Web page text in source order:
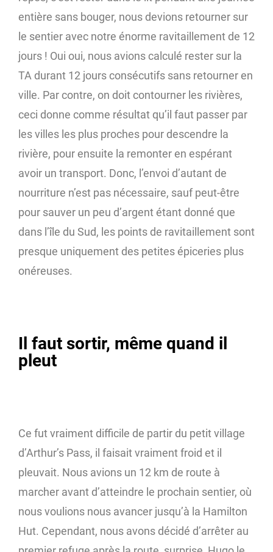
entière sans bouger, nous devions retourner sur
le sentier avec notre énorme ravitaillement de 12
jours ! Oui oui, nous avions calculé rester sur la
TA durant 12 jours consécutifs sans retourner en
ville. Par contre, on doit contourner les rivières,
ceci donne comme résultat qu’il faut passer par
les villes les plus proches pour descendre la
rivière, pour ensuite la remonter en espérant
avoir un transport. Donc, l’envoi d’autant de
nourriture n’est pas nécessaire, sauf peut-être
pour sauver un peu d’argent étant donné que
dans l’île du Sud, les points de ravitaillement sont
presque uniquement des petites épiceries plus
onéreuses.
Il faut sortir, même quand il
pleut
Ce fut vraiment difficile de partir du petit village
d’Arthur’s Pass, il faisait vraiment froid et il
pleuvait. Nous avions un 12 km de route à
marcher avant d’atteindre le prochain sentier, où
nous voulions nous avancer jusqu’à la Hamilton
Hut. Cependant, nous avons décidé d’arrêter au